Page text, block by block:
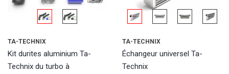
TA-TECHNIX
Kit durites aluminium Ta-
Technix du turbo à
TA-TECHNIX
Échangeur universel Ta-
Technix